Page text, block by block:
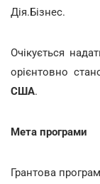
Дія.Бізнес.
Очікується
орієнтовно
США.
Мета програми
Грантова